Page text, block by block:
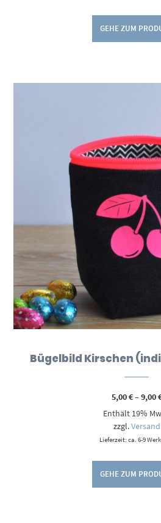
GEHE ZUM
Bügelbild Kirschen
5,00€–9,00
Enthält 19%
zzgl.Versand
Lieferzeit: ca. 6-9
GEHE ZUM